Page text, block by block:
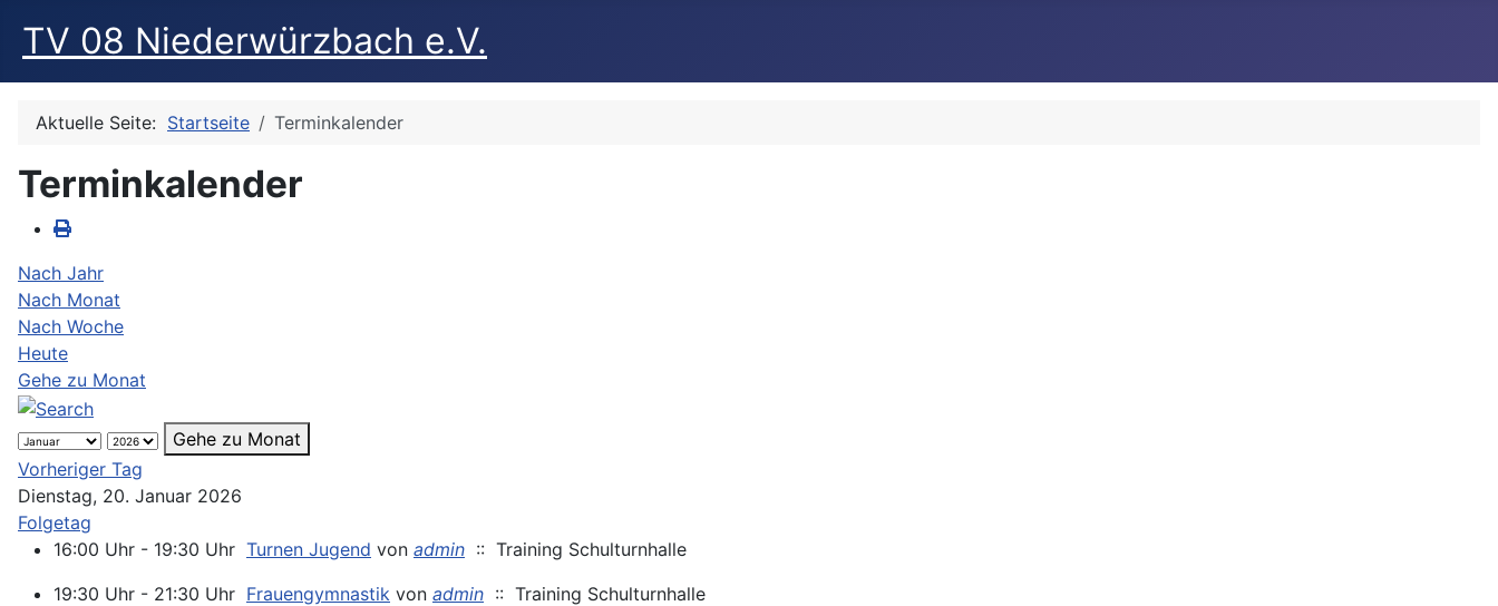
TV 08 Niederwürzbach e.V.
Aktuelle Seite: Startseite Terminkalender
Terminkalender
Nach Jahr
Nach Monat
Nach Woche
Heute
Gehe zu Monat
Gehe zu Monat
Vorheriger Tag
Dienstag, 20. Januar 2026
Folgetag
16:00 Uhr - 19:30 Uhr Turnen Jugend von admin :: Training Schulturnhalle
19:30 Uhr - 21:30 Uhr Frauengymnastik von admin :: Training Schulturnhalle